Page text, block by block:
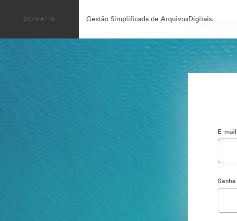
Gestão Simplificada de ArquivosDigitais.
E-mail
Senha